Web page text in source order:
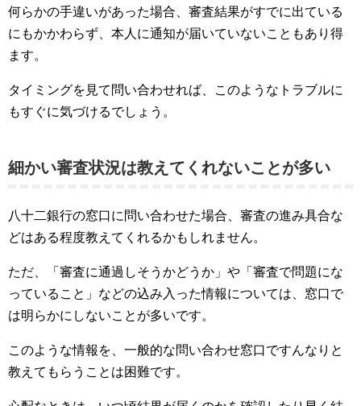
何らかの手違いがあった場合、審査結果がすでに出ている
にもかかわらず、本人に通知が届いていないこともあり得
ます。
タイミングを見て問い合わせれば、このようなトラブルに
もすぐに気づけるでしょう。
細かい審査状況は教えてくれないことが多い
八十二銀行の窓口に問い合わせた場合、審査の進み具合な
どはある程度教えてくれるかもしれません。
ただ、「審査に通過しそうかどうか」や「審査で問題にな
っていること」などの込み入った情報については、窓口で
は明らかにしないことが多いです。
このような情報を、一般的な問い合わせ窓口ですんなりと
教えてもらうことは困難です。